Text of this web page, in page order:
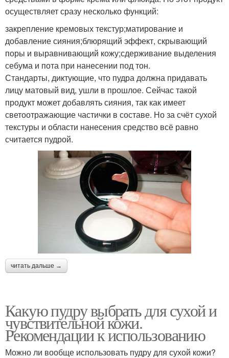
осуществляет сразу несколько функций:
закрепление кремовых текстур;матирование и
добавление сияния;блюрящий эффект, скрывающий
поры и выравнивающий кожу;сдерживание выделения
себума и пота при нанесении под тон.
Стандарты, диктующие, что пудра должна придавать
лицу матовый вид, ушли в прошлое. Сейчас такой
продукт может добавлять сияния, так как имеет
светоотражающие частички в составе. Но за счёт сухой
текстуры и области нанесения средство всё равно
считается пудрой.
читать дальше →
Какую пудру выбрать для сухой и
чувствительной кожи.
Рекомендации к использованию
Можно ли вообще использовать пудру для сухой кожи?